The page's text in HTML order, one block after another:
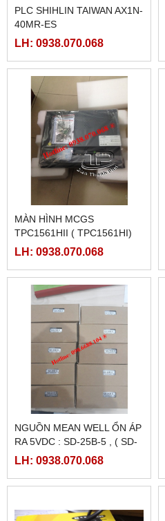
PLC SHIHLIN TAIWAN AX1N-
40MR-ES
LH: 0938.070.068
MÀN HÌNH MCGS
TPC1561HII ( TPC1561HI)
LH: 0938.070.068
NGUỒN MEAN WELL ỔN ÁP
RA 5VDC : SD-25B-5 , ( SD-
25B-12, SD-25B-24)
LH: 0938.070.068